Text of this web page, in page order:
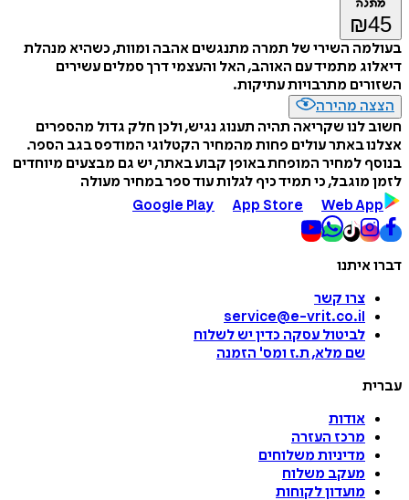
מתנה
₪45
בעולמה השירי של תמרה מתנגשים אהבה ומוות, כשהיא מנהלת
דיאלוג מתמיד עם האוהב, האל והעצמי דרך סמלים עשירים
השזורים מתרבויות עתיקות.
הצצה מהירה
חשוב לנו שקריאה תהיה תענוג נגיש, ולכן חלק גדול מהספרים
אצלנו באתר עולים פחות מהמחיר הקטלוגי המודפס בגב הספר.
בנוסף למחיר המופחת באופן קבוע באתר, יש גם מבצעים מיוחדים
לזמן מוגבל, כי תמיד כיף לגלות עוד ספר במחיר מעולה
Google Play
App Store Web App
דברו איתנו
צרו קשר
service@e-vrit.co.il
לביטול עסקה כדין יש לשלוח
שם מלא, ת.ז ומס' הזמנה
עברית
אודות
מרכז העזרה
מדיניות משלוחים
מעקב משלוח
מועדון לקוחות